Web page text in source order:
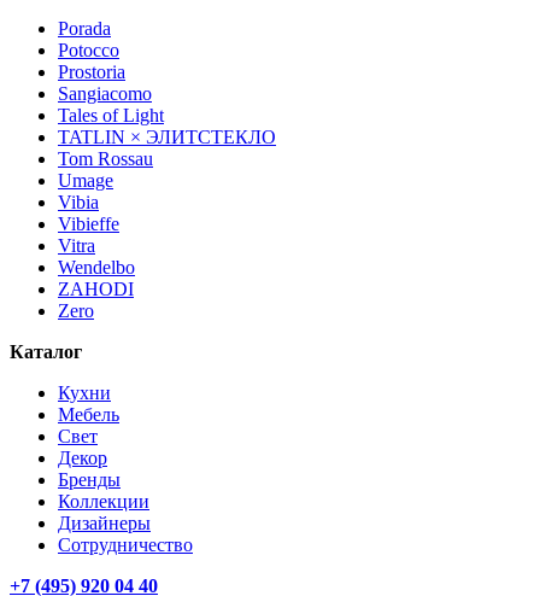
Porada
Potocco
Prostoria
Sangiacomo
Tales of Light
TATLIN × ЭЛИТСТЕКЛО
Tom Rossau
Umage
Vibia
Vibieffe
Vitra
Wendelbo
ZAHODI
Zero
Каталог
Кухни
Мебель
Свет
Декор
Бренды
Коллекции
Дизайнеры
Сотрудничество
+7 (495) 920 04 40